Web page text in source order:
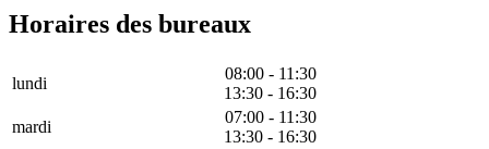
Horaires des bureaux
lundi
08:00 - 11:30
13:30 - 16:30
mardi
07:00 - 11:30
13:30 - 16:30